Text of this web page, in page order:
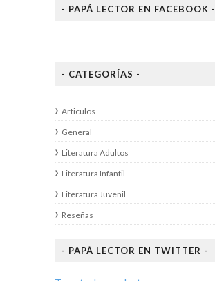
- PAPÁ LECTOR EN FACEBOOK -
- CATEGORÍAS -
Articulos
General
Literatura Adultos
Literatura Infantil
Literatura Juvenil
Reseñas
- PAPÁ LECTOR EN TWITTER -